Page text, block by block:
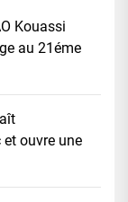
Kouassi
au 21éme
ouvre une